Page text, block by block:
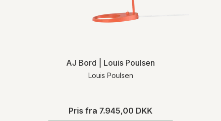
AJ Bord | Louis Poulsen
Louis Poulsen
Pris fra 7.945,00 DKK